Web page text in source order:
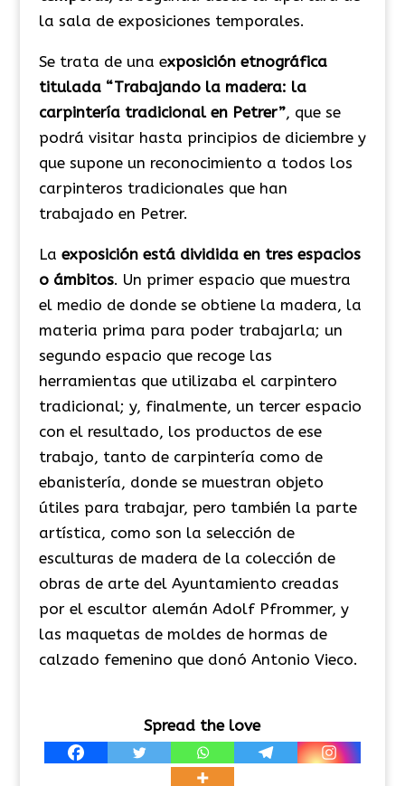
la sala de exposiciones temporales.
Se trata de una exposición etnográfica
titulada “Trabajando la madera: la
carpintería tradicional en Petrer”, que se
podrá visitar hasta principios de diciembre y
que supone un reconocimiento a todos los
carpinteros tradicionales que han
trabajado en Petrer.
La exposición está dividida en tres espacios
o ámbitos. Un primer espacio que muestra
el medio de donde se obtiene la madera, la
materia prima para poder trabajarla; un
segundo espacio que recoge las
herramientas que utilizaba el carpintero
tradicional; y, finalmente, un tercer espacio
con el resultado, los productos de ese
trabajo, tanto de carpintería como de
ebanistería, donde se muestran objeto
útiles para trabajar, pero también la parte
artística, como son la selección de
esculturas de madera de la colección de
obras de arte del Ayuntamiento creadas
por el escultor alemán Adolf Pfrommer, y
las maquetas de moldes de hormas de
calzado femenino que donó Antonio Vieco.
Spread the love